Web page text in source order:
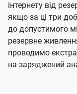
інтернету від
якщо за ці три
до допустимого
резервне
проводимо
на заряджений